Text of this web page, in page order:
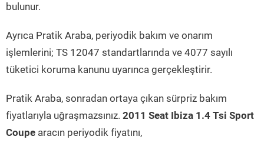
bulunur.
Ayrıca Pratik Araba, periyodik bakım ve onarım
işlemlerini; TS 12047 standartlarında ve 4077 sayılı
tüketici koruma kanunu uyarınca gerçekleştirir.
Pratik Araba, sonradan ortaya çıkan sürpriz bakım
fiyatlarıyla uğraşmazsınız. 2011 Seat Ibiza 1.4 Tsi Sport
Coupe aracın periyodik fiyatını,